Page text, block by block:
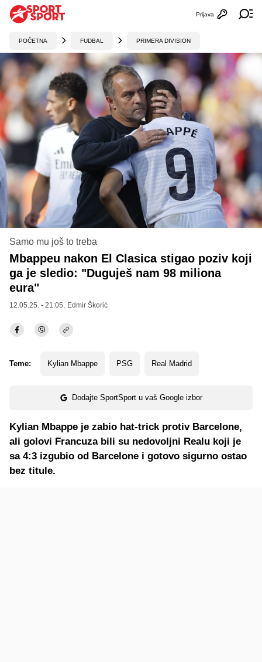
Otvori
Prijava
POČETNA FUDBAL PRIMERA DIVISION
Samo mu još to treba
Mbappeu nakon El Clasica stigao poziv koji
ga je sledio: "Duguješ nam 98 miliona
eura"
12.05.25. - 21:05, Edmir Škorić
Teme: Kylian Mbappe PSG Real Madrid
Dodajte SportSport u vaš Google izbor
Kylian Mbappe je zabio hat-trick protiv Barcelone,
ali golovi Francuza bili su nedovoljni Realu koji je
sa 4:3 izgubio od Barcelone i gotovo sigurno ostao
bez titule.